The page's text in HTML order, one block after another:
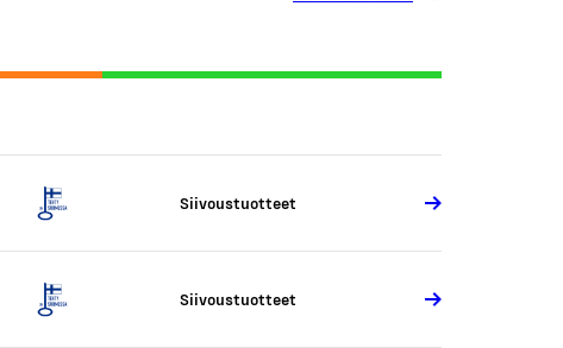
Siivoustuotteet
Siivoustuotteet